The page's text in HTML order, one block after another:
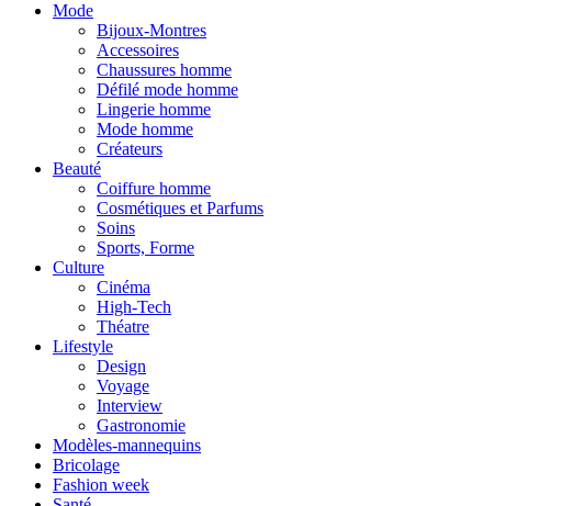
Mode
Bijoux-Montres
Accessoires
Chaussures homme
Défilé mode homme
Lingerie homme
Mode homme
Créateurs
Beauté
Coiffure homme
Cosmétiques et Parfums
Soins
Sports, Forme
Culture
Cinéma
High-Tech
Théatre
Lifestyle
Design
Voyage
Interview
Gastronomie
Modèles-mannequins
Bricolage
Fashion week